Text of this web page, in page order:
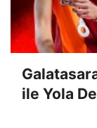
ile Yola